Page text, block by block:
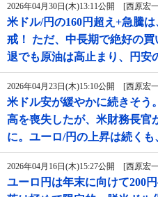
2026年04月30日(木)13:11公開 [西原宏
米ドル/円の160円超え+急騰
戒！ ただ、中長期で絶好の
退でも原油は高止まり、円安
2026年04月23日(木)15:10公開 [西原宏
米ドル安が緩やかに続きそう
高を喪失したが、米財務長官
に。ユーロ/円の上昇は続く
2026年04月16日(木)15:27公開 [西原宏
ユーロ円は年末に向けて200